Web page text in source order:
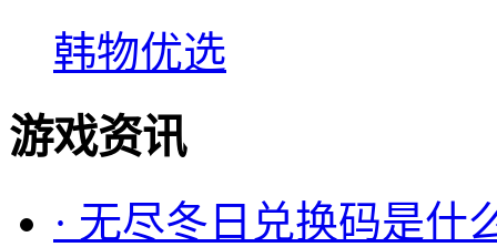
韩物优选
游戏资讯
· 无尽冬日兑换码是什